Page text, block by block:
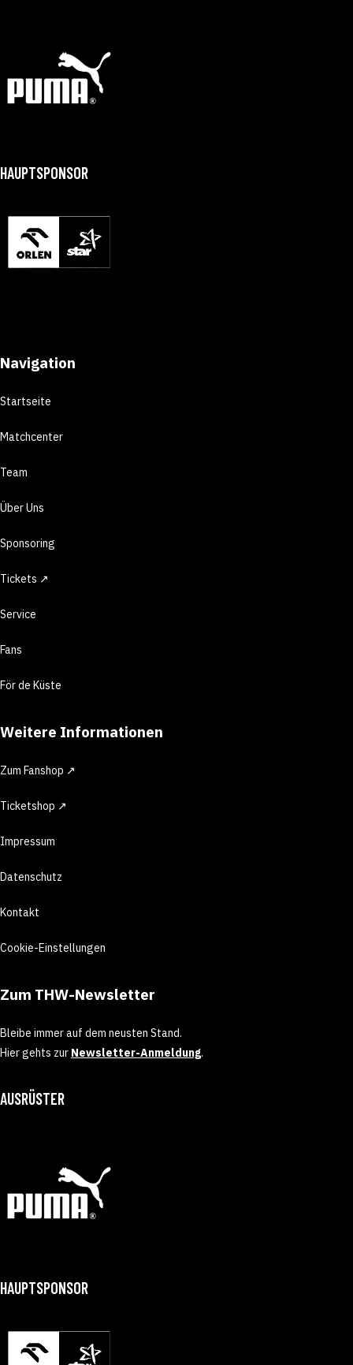
HAUPTSPONSOR
Navigation
Startseite
Matchcenter
Team
Über Uns
Sponsoring
Tickets ↗
Service
Fans
För de Küste
Weitere Informationen
Zum Fanshop ↗
Ticketshop ↗
Impressum
Datenschutz
Kontakt
Cookie-Einstellungen
Zum THW-Newsletter
Bleibe immer auf dem neusten Stand.
Hier gehts zur Newsletter-Anmeldung.
AUSRÜSTER
HAUPTSPONSOR